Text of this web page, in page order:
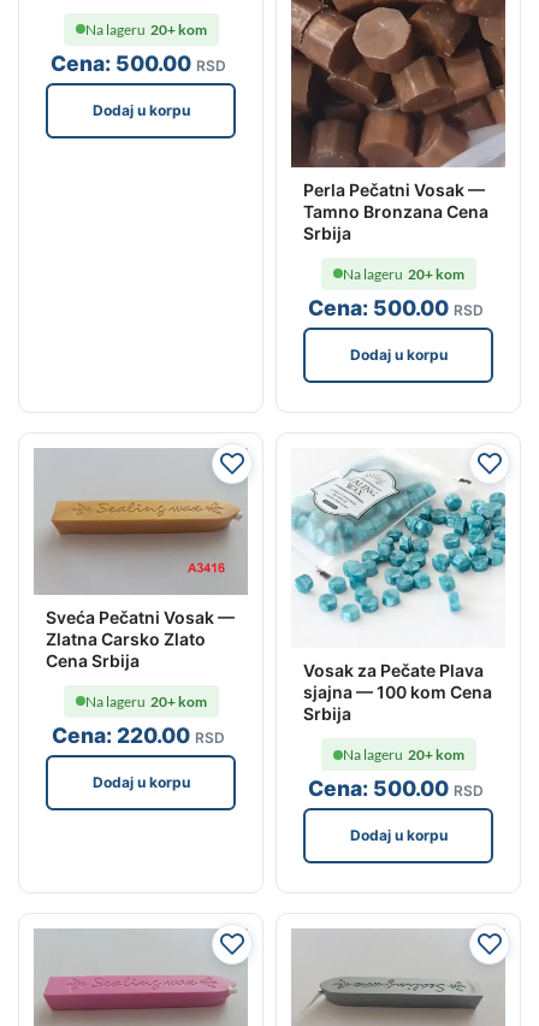
Cena: 500.00 RSD
Na lageru 20+ kom
Dodaj u korpu
Perla Pečatni Vosak —
Tamno Bronzana Cena
Srbija
Cena: 500.00 RSD
Na lageru 20+ kom
Dodaj u korpu
Sveća Pečatni Vosak —
Zlatna Carsko Zlato
Cena Srbija
Cena: 220.00 RSD
Na lageru 20+ kom
Dodaj u korpu
Vosak za Pečate Plava
sjajna — 100 kom Cena
Srbija
Cena: 500.00 RSD
Na lageru 20+ kom
Dodaj u korpu